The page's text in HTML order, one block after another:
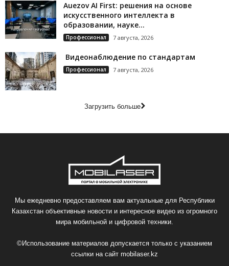
Auezov AI First: решения на основе
искусственного интеллекта в
образовании, науке...
Профессионал 7 августа, 2026
Видеонаблюдение по стандартам
Профессионал 7 августа, 2026
Загрузить больше
Мы ежедневно предоставляем вам актуальные для Республики
Казахстан объективные новости и интересное видео из огромного
мира мобильной и цифровой техники.
©Использование материалов допускается только с указанием
ссылки на сайт mobilaser.kz